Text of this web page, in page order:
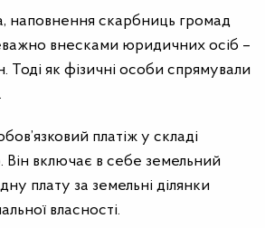
наповнення скарбниць громад
внесками юридичних осіб –
Тоді як фізичні особи спрямували
платіж у складі
Він включає в себе земельний
плату за земельні ділянки
власності.